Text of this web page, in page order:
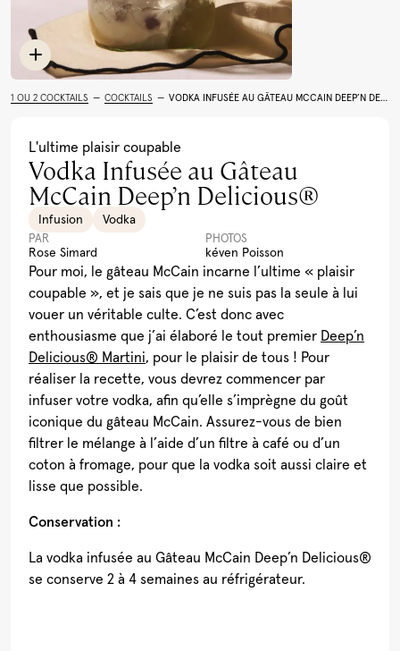
Limoncello Rhum
Toutes les recettes
1 OU 2 COCKTAILS — COCKTAILS — VODKA INFUSÉE AU GÂTEAU MCCAIN DEEP’N DELICIOUS®
L'ultime plaisir coupable
Vodka Infusée au Gâteau
McCain Deep’n Delicious®
Infusion Vodka
PAR
Rose Simard
PHOTOS
kéven Poisson
Pour moi, le gâteau McCain incarne l’ultime « plaisir
coupable », et je sais que je ne suis pas la seule à lui
vouer un véritable culte. C’est donc avec
enthousiasme que j’ai élaboré le tout premier Deep’n
Delicious® Martini, pour le plaisir de tous ! Pour
réaliser la recette, vous devrez commencer par
infuser votre vodka, afin qu’elle s’imprègne du goût
iconique du gâteau McCain. Assurez-vous de bien
filtrer le mélange à l’aide d’un filtre à café ou d’un
coton à fromage, pour que la vodka soit aussi claire et
lisse que possible.
Conservation :
La vodka infusée au Gâteau McCain Deep’n Delicious®
se conserve 2 à 4 semaines au réfrigérateur.
Cocktail Festif à la
Grenade
Léopard En Ski Tonic
(Boire le Québec)
Lait de Poule Québécois